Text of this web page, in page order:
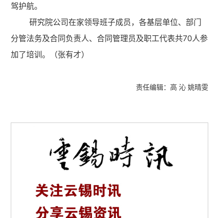
驾护航。
研究院公司在家领导班子成员，各基层单位、部门
分管法务及合同负责人、合同管理员及职工代表共70人参
加了培训。（张有才）
责任编辑：高 沁 姚晴雯